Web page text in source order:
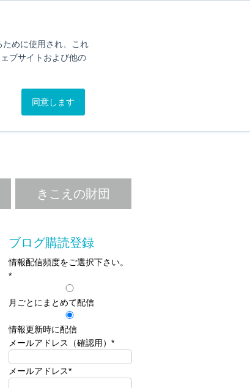
めに使用され、これ
ブサイトおよび他の
同意します
きこえの財団
ブログ購読登録
情報配信頻度をご選択下さい。
*
月ごとにまとめて配信
情報更新時に配信
メールアドレス（確認用） *
メールアドレス*